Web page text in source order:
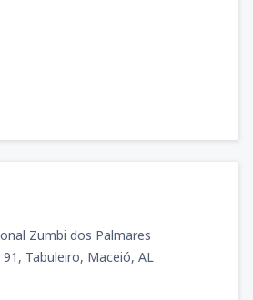
Zumbi dos Palmares
Tabuleiro, Maceió, AL